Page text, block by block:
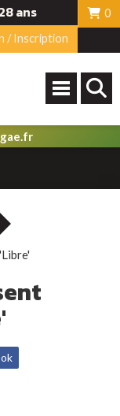
ans
0
/ Inscription